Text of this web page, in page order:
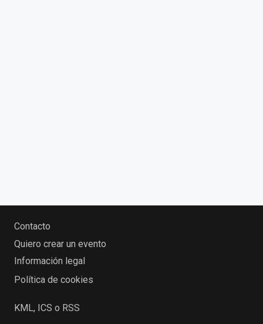
Contacto
Quiero crear un evento
Información legal
Política de cookies
KML, ICS o RSS